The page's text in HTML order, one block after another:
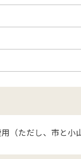
（ただし、市と小